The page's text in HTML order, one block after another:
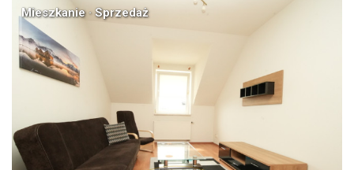
Mieszkanie · Sprzedaż